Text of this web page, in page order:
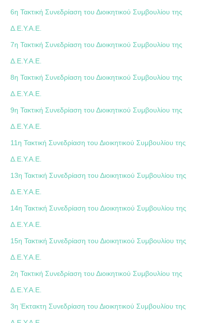
6η Τακτική Συνεδρίαση του Διοικητικού Συμβουλίου της
Δ.Ε.Υ.Α.Ε.
7η Τακτική Συνεδρίαση του Διοικητικού Συμβουλίου της
Δ.Ε.Υ.Α.Ε.
8η Τακτική Συνεδρίαση του Διοικητικού Συμβουλίου της
Δ.Ε.Υ.Α.Ε.
9η Τακτική Συνεδρίαση του Διοικητικού Συμβουλίου της
Δ.Ε.Υ.Α.Ε.
11η Τακτική Συνεδρίαση του Διοικητικού Συμβουλίου της
Δ.Ε.Υ.Α.Ε.
13η Τακτική Συνεδρίαση του Διοικητικού Συμβουλίου της
Δ.Ε.Υ.Α.Ε.
14η Τακτική Συνεδρίαση του Διοικητικού Συμβουλίου της
Δ.Ε.Υ.Α.Ε.
15η Τακτική Συνεδρίαση του Διοικητικού Συμβουλίου της
Δ.Ε.Υ.Α.Ε.
2η Τακτική Συνεδρίαση του Διοικητικού Συμβουλίου της
Δ.Ε.Υ.Α.Ε.
3η Έκτακτη Συνεδρίαση του Διοικητικού Συμβουλίου της